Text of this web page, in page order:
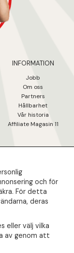
INFORMATION
Jobb
Om oss
Partners
Hållbarhet
Vår historia
Affiliate Magasin 11
& nyheter!
och för
För detta
deras
eller välj vilka
av genom att